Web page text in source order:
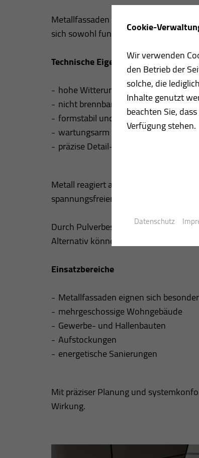
Metallfassaden werden als
sich sowohl funktionale
Technische Eigenschaften
hohe Witterungs- und UV-
nicht brennbare Werkstoffe (je nach
formstabil und verzugsarm
wartungsarm
präzise Detail- und
Metall reagiert auf
spannungsfreien Montage.
Durch Pulverbeschichtung oder Coil-
Alternativ können unbehandelte
Einsatzbereiche
Metallfassaden eignen sich
mehrgeschossige Wohngebäude
Gewerbe- und Hallenbauten
Aufstockungen
energetische Sanierungen
Mit präziser Planung und
Wirkung.
Cookie-
Wir verwenden
den Betrieb der
solche, die
Inhalte genutzt
beachten Sie,
Verfügung stehen.
Datenschutz